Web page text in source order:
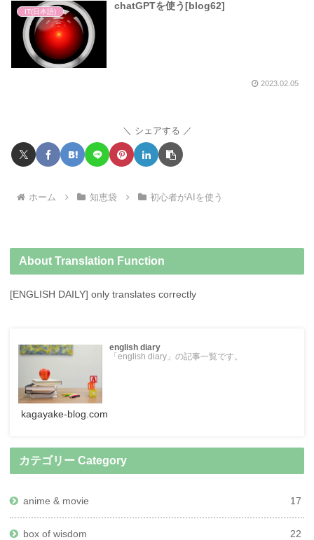
IT(日本語)
chatGPTを使う[blog62]
2023.02.05
シェアする
ホーム 知恵袋 初心者がAIを使う
About Translation Function
[ENGLISH DAILY] only translates correctly
english diary
「english diary」の記事一覧です。
kagayake-blog.com
カテゴリー Category
anime & movie 17
box of wisdom 22